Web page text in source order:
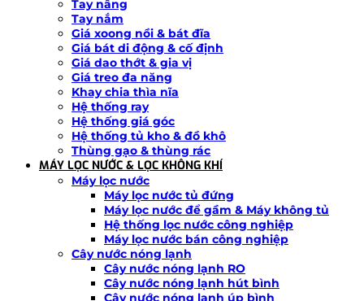
Tay nâng
Tay nắm
Giá xoong nồi & bát đĩa
Giá bát di động & cố định
Giá dao thớt & gia vị
Giá treo đa năng
Khay chia thìa nĩa
Hệ thống ray
Hệ thống giá góc
Hệ thống tủ kho & đồ khô
Thùng gạo & thùng rác
MÁY LỌC NƯỚC & LỌC KHÔNG KHÍ
Máy lọc nước
Máy lọc nước tủ đứng
Máy lọc nước để gầm & Máy không tủ
Hệ thống lọc nước công nghiệp
Máy lọc nước bán công nghiệp
Cây nước nóng lạnh
Cây nước nóng lạnh RO
Cây nước nóng lạnh hút bình